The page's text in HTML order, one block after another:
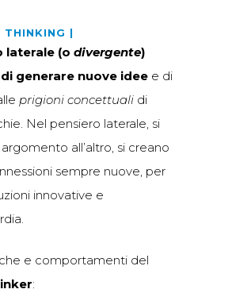
THINKING |
laterale (o divergente)
generare nuove idee e di
prigioni concettuali di
Nel pensiero laterale, si
all’altro, si creano
sempre nuove, per
innovative e
e comportamenti del
: